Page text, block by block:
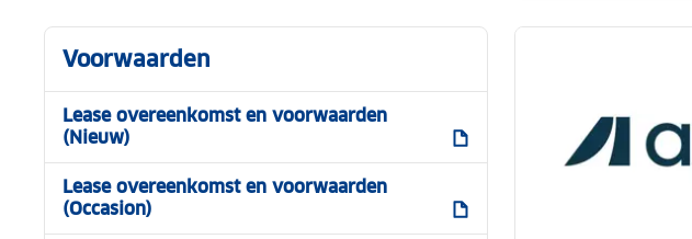
Voorwaarden
Lease overeenkomst en voorwaarden
(Nieuw)
Lease overeenkomst en voorwaarden
(Occasion)